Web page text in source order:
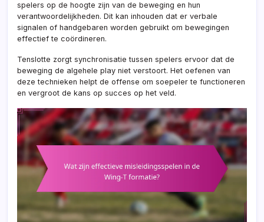
spelers op de hoogte zijn van de beweging en hun
verantwoordelijkheden. Dit kan inhouden dat er verbale
signalen of handgebaren worden gebruikt om bewegingen
effectief te coördineren.
Tenslotte zorgt synchronisatie tussen spelers ervoor dat de
beweging de algehele play niet verstoort. Het oefenen van
deze technieken helpt de offense om soepeler te functioneren
en vergroot de kans op succes op het veld.